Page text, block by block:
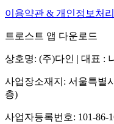
이용약관 & 개인정보처
트로스트 앱 다운로드
상호명: (주)다인 | 대표 :
사업장소재지: 서울특별
층)
사업자등록번호: 101-86-